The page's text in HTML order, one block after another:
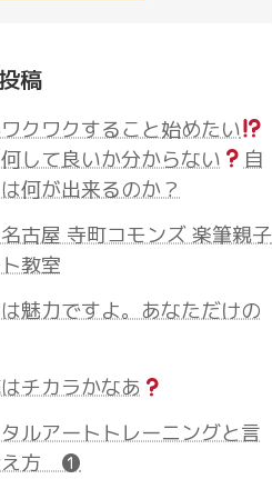
稿
クワクすること始めたい
して良いか分からない
自
何が出来るのか？
古屋 寺町コモンズ 楽筆親子
教室
魅力ですよ。あなただけの
チカラかなあ
ルアートトレーニングと言
え方 ❶